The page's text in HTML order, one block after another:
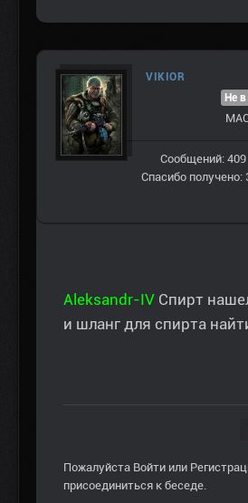
VIKIOR
Не в
Сообщений: 409
Спасибо получено:
Aleksandr-IV Спирт
и шланг для спирта
Пожалуйста Войти или
присоединиться к беседе.